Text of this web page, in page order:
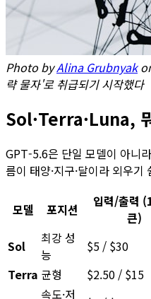
Photo byAlina Grubnyak
략 물자'로 취급되기 시작했다
Sol·Terra·Luna,
GPT-5.6은 단일 모델이 아니라
름이 태양·지구·달이라 외우기
모델 포지션
입력/출력
큰)
Sol
최강 성
능
$5 / $30
Terra 균형 $2.50 / $15
속도·저